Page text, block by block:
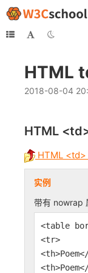
HTML
2018-08-04
HTML
HTML <td>
实例
带有 nowrap
<table
<tr>